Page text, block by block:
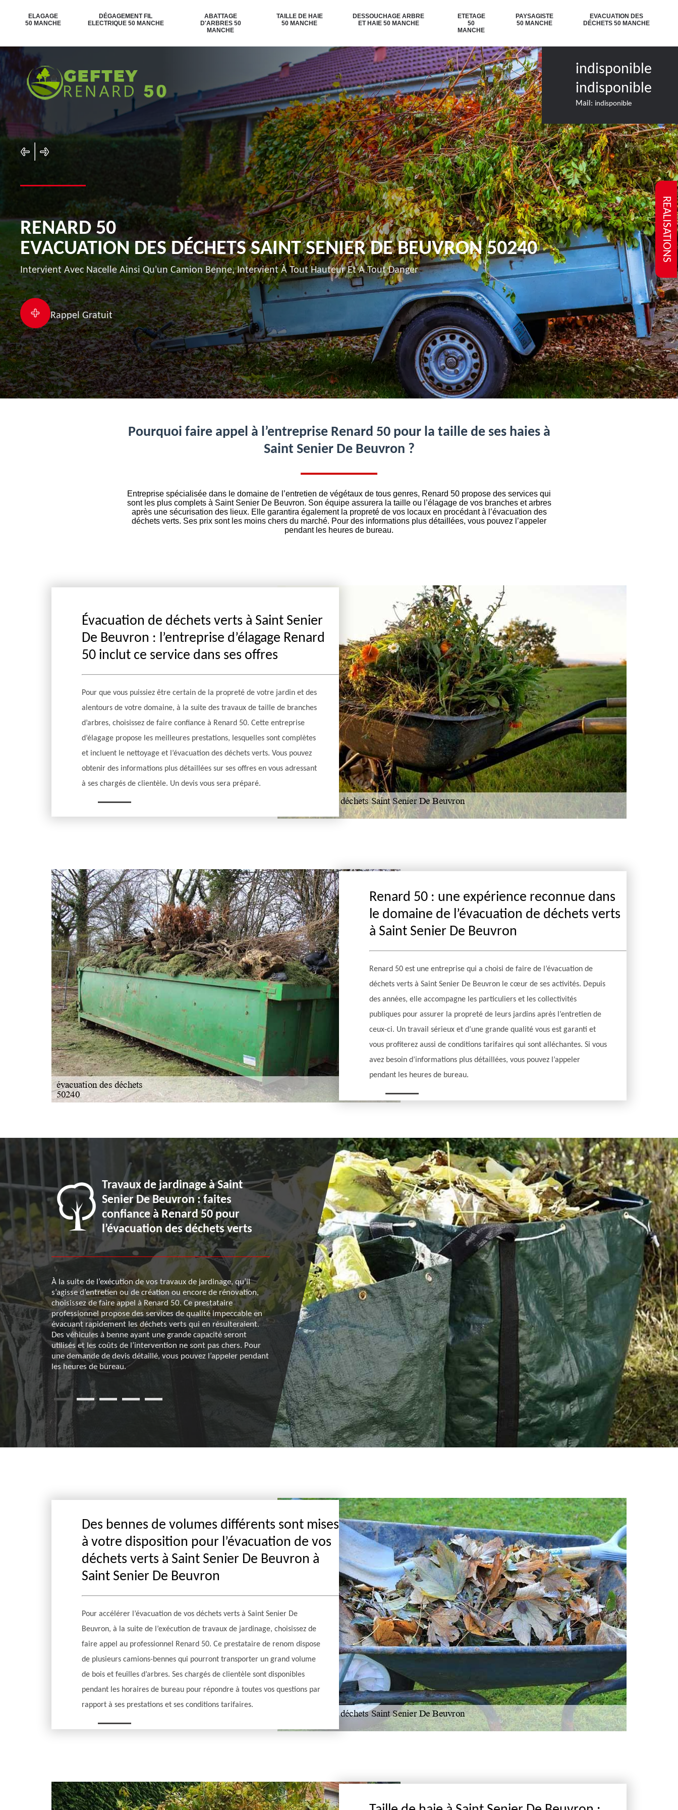
REALISATIONS
ELAGAGE
50 MANCHE
DÉGAGEMENT FIL
ELECTRIQUE 50 MANCHE
ABATTAGE
D'ARBRES 50
MANCHE
TAILLE DE HAIE
50 MANCHE
DESSOUCHAGE ARBRE
ET HAIE 50 MANCHE
ETETAGE
50
MANCHE
PAYSAGISTE
50 MANCHE
EVACUATION DES
DÉCHETS 50 MANCHE
indisponible
indisponible
Mail: indisponible
RENARD 50
EVACUATION DES DÉCHETS SAINT SENIER DE BEUVRON 50240
Intervient Avec Nacelle Ainsi Qu'un Camion Benne, Intervient À Tout Hauteur Et A Tout Danger
Rappel Gratuit
Pourquoi faire appel à l’entreprise Renard 50 pour la taille de ses haies à
Saint Senier De Beuvron ?
Entreprise spécialisée dans le domaine de l’entretien de végétaux de tous genres, Renard 50 propose des services qui
sont les plus complets à Saint Senier De Beuvron. Son équipe assurera la taille ou l’élagage de vos branches et arbres
après une sécurisation des lieux. Elle garantira également la propreté de vos locaux en procédant à l’évacuation des
déchets verts. Ses prix sont les moins chers du marché. Pour des informations plus détaillées, vous pouvez l’appeler
pendant les heures de bureau.
Évacuation de déchets verts à Saint Senier
De Beuvron : l’entreprise d’élagage Renard
50 inclut ce service dans ses offres
Pour que vous puissiez être certain de la propreté de votre jardin et des
alentours de votre domaine, à la suite des travaux de taille de branches
d’arbres, choisissez de faire confiance à Renard 50. Cette entreprise
d’élagage propose les meilleures prestations, lesquelles sont complètes
et incluent le nettoyage et l’évacuation des déchets verts. Vous pouvez
obtenir des informations plus détaillées sur ses offres en vous adressant
à ses chargés de clientèle. Un devis vous sera préparé.
Renard 50 : une expérience reconnue dans
le domaine de l’évacuation de déchets verts
à Saint Senier De Beuvron
Renard 50 est une entreprise qui a choisi de faire de l’évacuation de
déchets verts à Saint Senier De Beuvron le cœur de ses activités. Depuis
des années, elle accompagne les particuliers et les collectivités
publiques pour assurer la propreté de leurs jardins après l’entretien de
ceux-ci. Un travail sérieux et d’une grande qualité vous est garanti et
vous profiterez aussi de conditions tarifaires qui sont alléchantes. Si vous
avez besoin d’informations plus détaillées, vous pouvez l’appeler
pendant les heures de bureau.
la suite
Saint
qui
De
que
recours à
dans le
sont inclus
par son
Travaux de jardinage à Saint
Senier De Beuvron : faites
confiance à Renard 50 pour
l’évacuation des déchets verts
À la suite de l’exécution de vos travaux de jardinage, qu’il
s’agisse d’entretien ou de création ou encore de rénovation,
choisissez de faire appel à Renard 50. Ce prestataire
professionnel propose des services de qualité impeccable en
évacuant rapidement les déchets verts qui en résulteraient.
Des véhicules à benne ayant une grande capacité seront
utilisés et les coûts de l’intervention ne sont pas chers. Pour
une demande de devis détaillé, vous pouvez l’appeler pendant
les heures de bureau.
Transport de déchets verts une
unité de valorisation : adressez-
vous à Renard 50
Forte de plusieurs années d’expérience dans le domaine de
l’évacuation de déchets verts à Saint Senier De Beuvron,
Renard 50 est le prestataire qu’il vous faut si vous devez
procéder à l’enlèvement de branches d’arbres ou encore de
troncs à la suite d’une taille ou d’un abattage de végétaux. Son
équipe récupèrera les déchets en vue de les emmener vers
l’unité de valorisation la plus proche de chez vous. Ses prix
sont les plus compétitifs du marché. Pour en savoir davantage,
appelez ses chargés de clientèle.
Enlèvement de déchets
très peu de temps :
l’équipe de Renard 50 à
Senier De Beuvron
Pour que vous puissiez profiter pleinement de votre
une fois que les opérations liées à son entretien
choisissez de faire intervenir l’équipe de Renard 50.
une experte dans le domaine de l’enlèvement de
et vous pouvez être confiant pour ce qui est de la
ses prestations, car elle dispose de matériels adaptés
performants pour ce type de mission. Si vous avez
questions, vous pouvez l’appeler.
Des bennes de volumes différents sont mises
à votre disposition pour l’évacuation de vos
déchets verts à Saint Senier De Beuvron à
Saint Senier De Beuvron
Pour accélérer l’évacuation de vos déchets verts à Saint Senier De
Beuvron, à la suite de l’exécution de travaux de jardinage, choisissez de
faire appel au professionnel Renard 50. Ce prestataire de renom dispose
de plusieurs camions-bennes qui pourront transporter un grand volume
de bois et feuilles d’arbres. Ses chargés de clientèle sont disponibles
pendant les horaires de bureau pour répondre à toutes vos questions par
rapport à ses prestations et ses conditions tarifaires.